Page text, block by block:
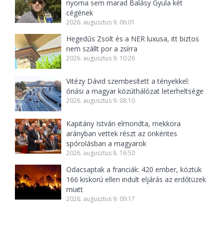
nyoma sem marad Balásy Gyula két
cégének
2026. augusztus 9. 06:01
Hegedűs Zsolt és a NER luxusa, itt biztos
nem szállt por a zsírra
2026. augusztus 9. 10:26
Vitézy Dávid szembesített a tényekkel:
óriási a magyar közúthálózat leterheltsége
2026. augusztus 9. 08:10
Kapitány István elmondta, mekkora
arányban vettek részt az önkéntes
spórolásban a magyarok
2026. augusztus 8. 16:50
Odacsaptak a franciák: 420 ember, köztük
166 kiskorú ellen indult eljárás az erdőtüzek
miatt
2026. augusztus 9. 09:17